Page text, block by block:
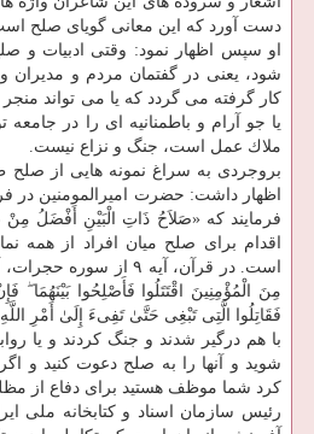
دست آورد كه این معانی گویای صلح
او سپس اظهار نمود: وقتی ادبیات و
شود، یعنی در گفتمان مردم و مدیران
كار گرفته می گردد كه یا می تواند
یا جو آرام و باطمنانیه ای را در جامعه
ملاك عمل است، جنگ و نزاع نیست.
بروجردی به سراغ نمونه هایی از صلح
اظهار داشت: حضرت امیرالمومنین در
فرمایند كه «صَلاَحُ ذَاتِ الْبَیْنِ أَفْضَلُ مِنْ
اقدام برای صلح میان افراد از همه
است. در قرآن، آیه ۹ از
مِنَ الْمُؤْمِنِینَ اقْتَتَلُوا فَأَصْلِحُوا بَیْنَهُمَا
فَقَاتِلُوا الَّتِی تَبْغِی حَتَّیٰ تَفِیءَ إِلَیٰ أَمْرِ
با هم درگیر شدند و جنگ كردند و یا
شوید و آنها را به صلح دعوت كنید و
كرد شما موظف هستید برای دفاع از
رئیس سازمان اسناد و كتابخانه ملی